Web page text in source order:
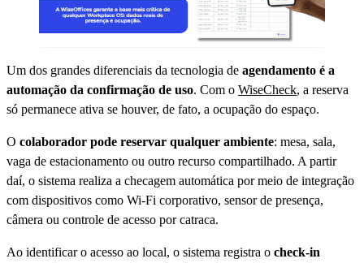
Um dos grandes diferenciais da tecnologia de agendamento é a
automação da confirmação de uso. Com o WiseCheck, a reserva
só permanece ativa se houver, de fato, a ocupação do espaço.
O colaborador pode reservar qualquer ambiente: mesa, sala,
vaga de estacionamento ou outro recurso compartilhado. A partir
daí, o sistema realiza a checagem automática por meio de integração
com dispositivos como Wi-Fi corporativo, sensor de presença,
câmera ou controle de acesso por catraca.
Ao identificar o acesso ao local, o sistema registra o check-in